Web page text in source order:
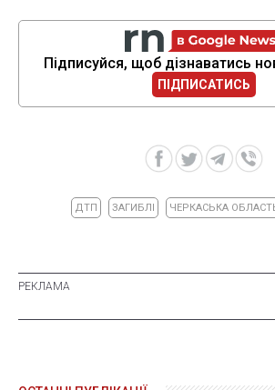
Підписуйся, щоб дізнаватись
ПІДПИСАТИСЬ
ДТП ЗАГИБЛІ ЧЕРКАСЬКА